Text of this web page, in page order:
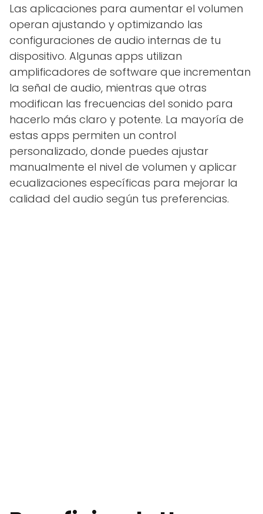
Las aplicaciones para aumentar el volumen
operan ajustando y optimizando las
configuraciones de audio internas de tu
dispositivo. Algunas apps utilizan
amplificadores de software que incrementan
la señal de audio, mientras que otras
modifican las frecuencias del sonido para
hacerlo más claro y potente. La mayoría de
estas apps permiten un control
personalizado, donde puedes ajustar
manualmente el nivel de volumen y aplicar
ecualizaciones específicas para mejorar la
calidad del audio según tus preferencias.